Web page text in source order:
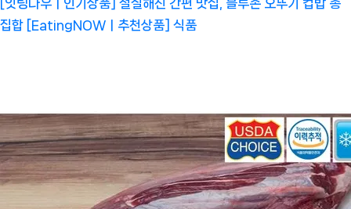
[잇팅나우ㅣ인기상품] 절실해진 간편 맛집, 블루존 오뚜기 컵밥 총
집합 [EatingNOWㅣ추천상품]
식품